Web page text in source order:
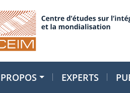
EXPERTS